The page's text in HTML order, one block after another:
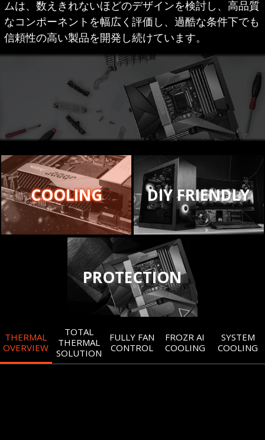
ムは、数えきれないほどのデザインを検討し、高品質
なコンポーネントを幅広く評価し、過酷な条件下でも
信頼性の高い製品を開発し続けています。
COOLING DIY FRIENDLY
PROTECTION
THERMAL
OVERVIEW
TOTAL
THERMAL
SOLUTION
FULLY FAN
CONTROL
FROZR AI
COOLING
SYSTEM
COOLING